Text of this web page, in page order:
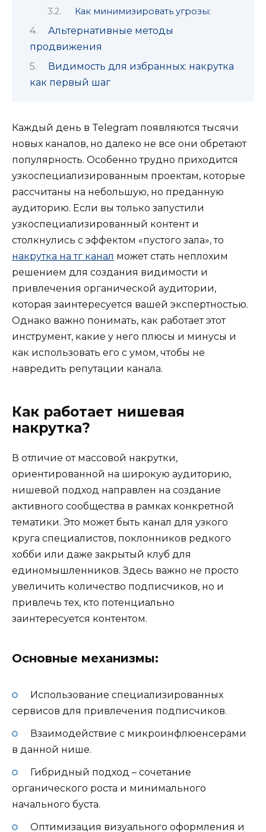
Как минимизировать угрозы:
Альтернативные методы
продвижения
Видимость для избранных: накрутка
как первый шаг
Каждый день в Telegram появляются тысячи
новых каналов, но далеко не все они обретают
популярность. Особенно трудно приходится
узкоспециализированным проектам, которые
рассчитаны на небольшую, но преданную
аудиторию. Если вы только запустили
узкоспециализированный контент и
столкнулись с эффектом «пустого зала», то
накрутка на тг канал может стать неплохим
решением для создания видимости и
привлечения органической аудитории,
которая заинтересуется вашей экспертностью.
Однако важно понимать, как работает этот
инструмент, какие у него плюсы и минусы и
как использовать его с умом, чтобы не
навредить репутации канала.
Как работает нишевая
накрутка?
В отличие от массовой накрутки,
ориентированной на широкую аудиторию,
нишевой подход направлен на создание
активного сообщества в рамках конкретной
тематики. Это может быть канал для узкого
круга специалистов, поклонников редкого
хобби или даже закрытый клуб для
единомышленников. Здесь важно не просто
увеличить количество подписчиков, но и
привлечь тех, кто потенциально
заинтересуется контентом.
Основные механизмы:
Использование специализированных
сервисов для привлечения подписчиков.
Взаимодействие с микроинфлюенсерами
в данной нише.
Гибридный подход – сочетание
органического роста и минимального
начального буста.
Оптимизация визуального оформления и